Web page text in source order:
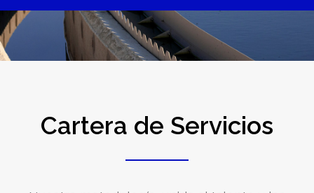
Cartera de Servicios